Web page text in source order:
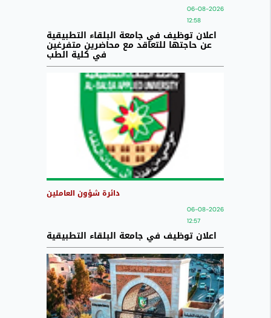
06-08-2026
12:58
اعلان توظيف في جامعة البلقاء التطبيقية
عن حاجتها للتعاقد مع محاضرين متفرغين
في كلية الطب
دائرة شؤون العاملين
06-08-2026
12:57
اعلان توظيف في جامعة البلقاء التطبيقية